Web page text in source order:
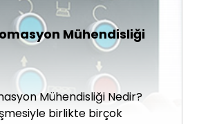
Mühendisliği
Mühendisliği Nedir?
birlikte birçok